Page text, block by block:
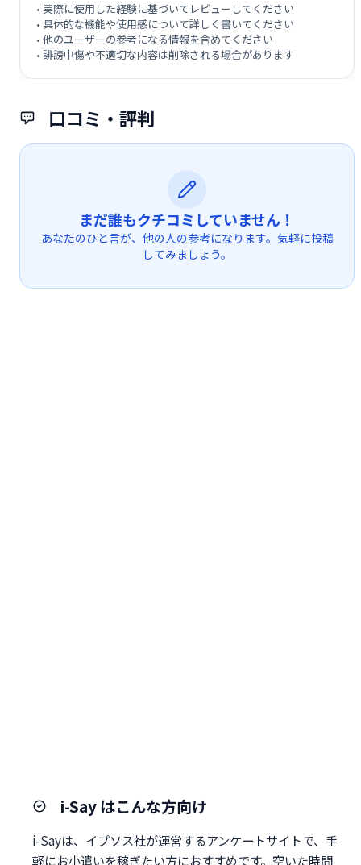
口コミ・評判
まだ誰もクチコミしていません！
あなたのひと言が、他の人の参考になります。気軽に投稿
してみましょう。
• 実際に使用した経験に基づいてレビューしてください
• 具体的な機能や使用感について詳しく書いてください
• 他のユーザーの参考になる情報を含めてください
• 誹謗中傷や不適切な内容は削除される場合があります
i-Say はこんな方向け
i-Sayは、イプソス社が運営するアンケートサイトで、手
軽にお小遣いを稼ぎたい方におすすめです。空いた時間